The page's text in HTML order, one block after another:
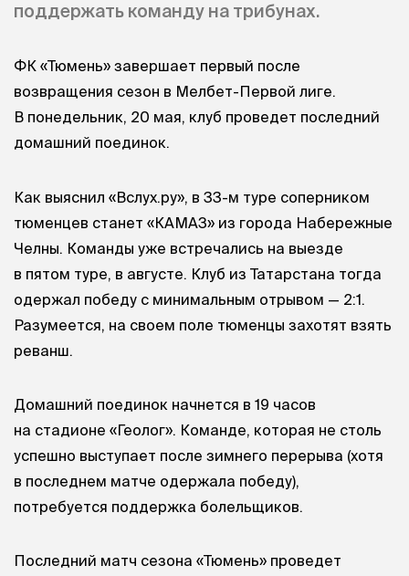
поддержать команду на трибунах.
ФК «Тюмень» завершает первый после
возвращения сезон в Мелбет-Первой лиге.
В понедельник, 20 мая, клуб проведет последний
домашний поединок.
Как выяснил «Вслух.ру», в 33-м туре соперником
тюменцев станет «КАМАЗ» из города Набережные
Челны. Команды уже встречались на выезде
в пятом туре, в августе. Клуб из Татарстана тогда
одержал победу с минимальным отрывом — 2:1.
Разумеется, на своем поле тюменцы захотят взять
реванш.
Домашний поединок начнется в 19 часов
на стадионе «Геолог». Команде, которая не столь
успешно выступает после зимнего перерыва (хотя
в последнем матче одержала победу),
потребуется поддержка болельщиков.
Последний матч сезона «Тюмень» проведет